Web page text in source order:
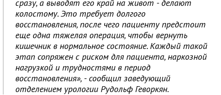
сразу, а выводят его край на живот - делают
колостому. Это требует долгого
восстановления, после чего пациенту предстоит
еще одна тяжелая операция, чтобы вернуть
кишечник в нормальное состояние. Каждый такой
этап сопряжен с риском для пациента, наркозной
нагрузкой и трудностями в период
восстановления», - сообщил заведующий
отделением урологии Рудольф Геворкян.